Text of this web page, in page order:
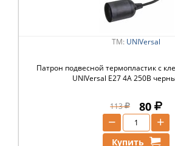
ТМ: UNIVersal
Патрон подвесной термопластик с
UNIVersal Е27 4А 250В
113 80
+
−
Купить